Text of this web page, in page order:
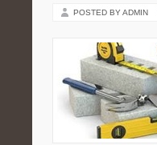
POSTED BY ADMIN